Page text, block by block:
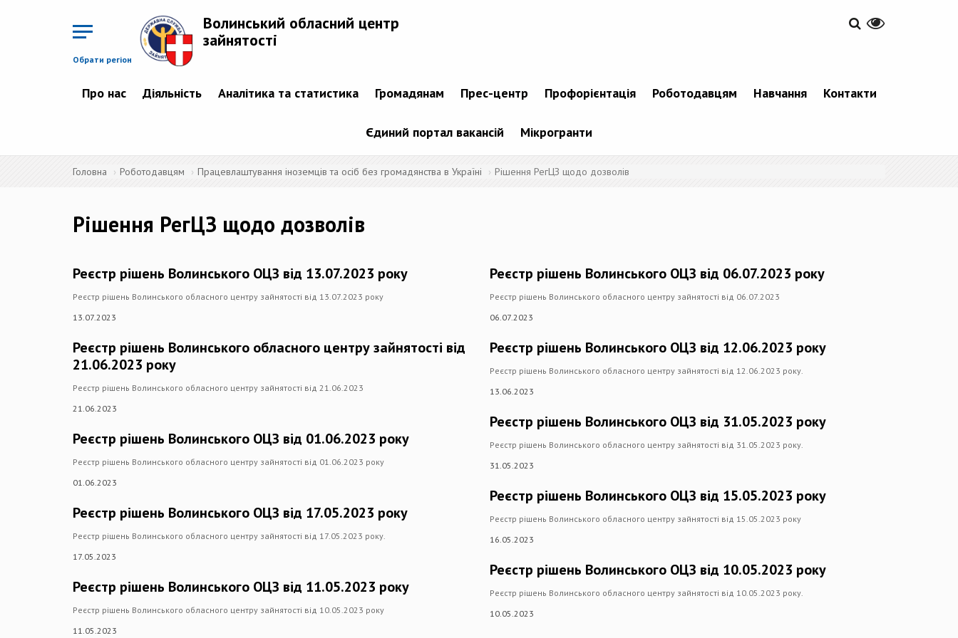
Обрати регіон
Волинський обласний центр
зайнятості
Про нас Діяльність Аналітика та статистика Громадянам Прес-центр Профорієнтація Роботодавцям Навчання Контакти
Єдиний портал вакансій Мікрогранти
Головна Роботодавцям Працевлаштування іноземців та осіб без громадянства в Україні Рішення РегЦЗ щодо дозволів
Рішення РегЦЗ щодо дозволів
Реєстр рішень Волинського ОЦЗ від 13.07.2023 року
Реєстр рішень Волинського обласного центру зайнятості від 13.07.2023 року
13.07.2023
Реєстр рішень Волинського обласного центру зайнятості від
21.06.2023 року
Реєстр рішень Волинського обласного центру зайнятості від 21.06.2023
21.06.2023
Реєстр рішень Волинського ОЦЗ від 01.06.2023 року
Реєстр рішень Волинського обласного центру зайнятості від 01.06.2023 року
01.06.2023
Реєстр рішень Волинського ОЦЗ від 17.05.2023 року
Реєстр рішень Волинського обласного центру зайнятості від 17.05.2023 року.
17.05.2023
Реєстр рішень Волинського ОЦЗ від 11.05.2023 року
Реєстр рішень Волинського обласного центру зайнятості від 10.05.2023 року
11.05.2023
Реєстр рішень Волинського ОЦЗ від 06.07.2023 року
Реєстр рішень Волинського обласного центру зайнятості від 06.07.2023
06.07.2023
Реєстр рішень Волинського ОЦЗ від 12.06.2023 року
Реєстр рішень Волинського обласного центру зайнятості від 12.06.2023 року.
13.06.2023
Реєстр рішень Волинського ОЦЗ від 31.05.2023 року
Реєстр рішень Волинського обласного центру зайнятості від 31.05.2023 року.
31.05.2023
Реєстр рішень Волинського ОЦЗ від 15.05.2023 року
Реєстр рішень Волинського обласного центру зайнятості від 15.05.2023 року
16.05.2023
Реєстр рішень Волинського ОЦЗ від 10.05.2023 року
Реєстр рішень Волинського обласного центру зайнятості від 10.05.2023 року.
10.05.2023